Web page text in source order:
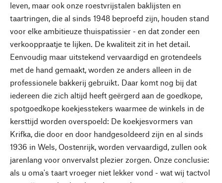
leven, maar ook onze roestvrijstalen baklijsten en
taartringen, die al sinds 1948 beproefd zijn, houden stand
voor elke ambitieuze thuispatissier - en dat zonder een
verkooppraatje te lijken. De kwaliteit zit in het detail.
Eenvoudig maar uitstekend vervaardigd en grotendeels
met de hand gemaakt, worden ze anders alleen in de
professionele bakkerij gebruikt. Daar komt nog bij dat
iedereen die zich altijd heeft geërgerd aan de goedkope,
spotgoedkope koekjesstekers waarmee de winkels in de
kersttijd worden overspoeld: De koekjesvormers van
Krifka, die door en door handgesoldeerd zijn en al sinds
1936 in Wels, Oostenrijk, worden vervaardigd, zullen ook
jarenlang voor onvervalst plezier zorgen. Onze conclusie:
als u oma's taart vroeger niet lekker vond - wat wij tactvol